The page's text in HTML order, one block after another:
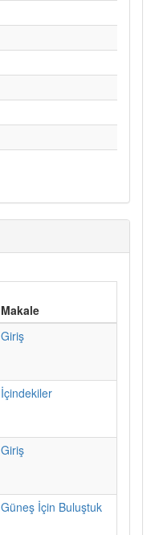
Makale
Giriş
İçindekiler
Giriş
Güneş İçin Buluştuk